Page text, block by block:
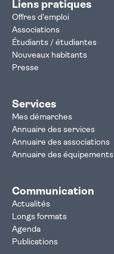
Liens pratiques
Offres d'emploi
Associations
Étudiants / étudiantes
Nouveaux habitants
Presse
Services
Mes démarches
Annuaire des services
Annuaire des associations
Annuaire des équipements
Communication
Actualités
Longs formats
Agenda
Publications